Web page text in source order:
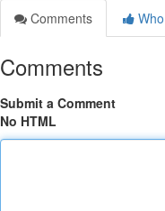
Comments
Comments
Submit a Comment
No HTML